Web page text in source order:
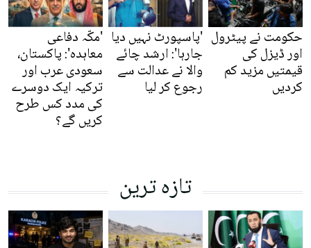
حکومت نے پیٹرول
اور ڈیزل کی
قیمتیں مزید کم
کردیں
'پاسپورٹ نہیں دیا
جارہا': ارشد چائے
والا نے عدالت سے
رجوع کر لیا
'مکّہ دفاعی
معاہدہ': پاکستان،
سعودی عرب اور
ترکیہ ایک دوسرے
کی مدد کس طرح
کریں گے؟
تازہ ترین